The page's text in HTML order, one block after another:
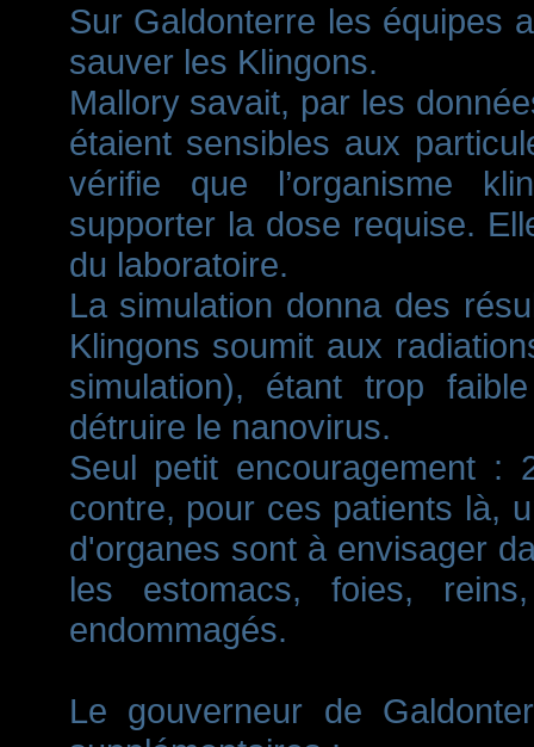
Sur Galdonterre les équipes
sauver les Klingons.
Mallory savait, par les
étaient sensibles aux
vérifie que l’organisme
supporter la dose requise.
du laboratoire.
La simulation donna des
Klingons soumit aux
simulation), étant trop
détruire le nanovirus.
Seul petit encouragement
contre, pour ces patients là,
d'organes sont à envisager
les estomacs, foies,
endommagés.
Le gouverneur de